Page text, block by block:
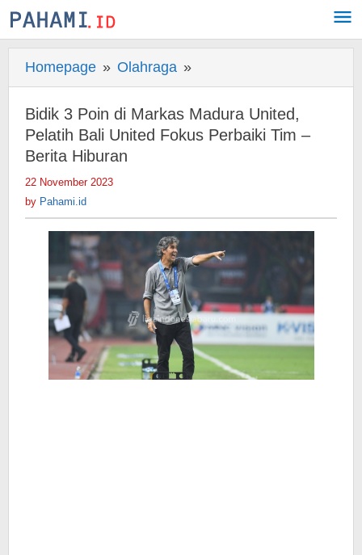
Skip
to
Homepage » Olahraga »
3
Poin
di
Pelatih
United
Fokus
Perbaiki
Tim
-
Berita
Bidik 3 Poin di Markas Madura United,
Pelatih Bali United Fokus Perbaiki Tim –
Berita Hiburan
22 November 2023
by Pahami.id